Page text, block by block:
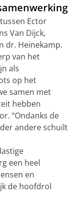
Ector
Van Dijck,
dr. Heinekamp.
van het
als
op het
samen met
hebben
“Ondanks de
andere schuilt
een heel
en
de hoofdrol